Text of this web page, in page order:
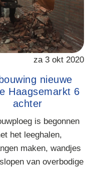
za 3 okt 2020
nieuwe
Haagsemarkt 6
achter
is begonnen
het leeghalen,
maken, wandjes
van overbodige